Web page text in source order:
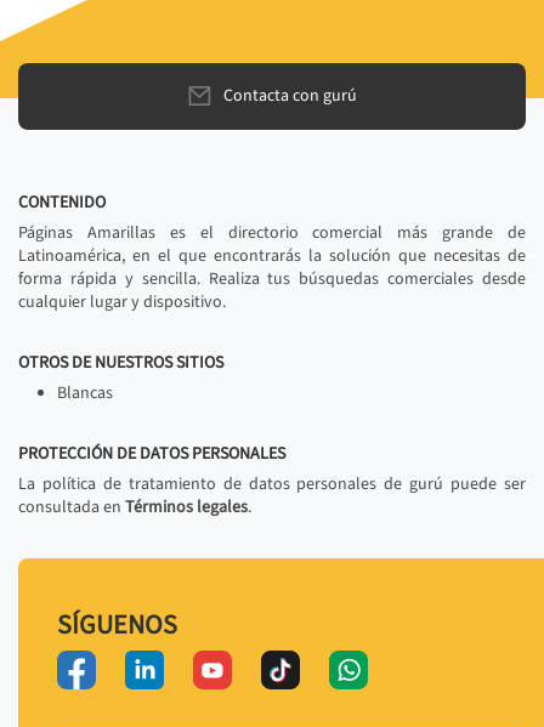
Contacta con gurú
CONTENIDO
Páginas Amarillas es el directorio comercial más grande de
Latinoamérica, en el que encontrarás la solución que necesitas de
forma rápida y sencilla. Realiza tus búsquedas comerciales desde
cualquier lugar y dispositivo.
OTROS DE NUESTROS SITIOS
Blancas
PROTECCIÓN DE DATOS PERSONALES
La política de tratamiento de datos personales de gurú puede ser
consultada en Términos legales.
SÍGUENOS